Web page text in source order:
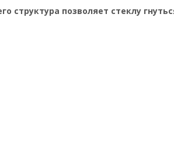
структура позволяет стеклу